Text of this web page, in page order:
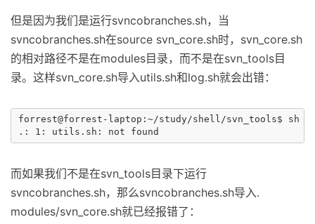
但是因为我们是运行svncobranches.sh，当
svncobranches.sh在source svn_core.sh时，svn_core.sh
的相对路径不是在modules目录，而不是在svn_tools目
录。这样svn_core.sh导入utils.sh和log.sh就会出错：
forrest@forrest-laptop:~/study/shell/svn_tools$ sh
而如果我们不是在svn_tools目录下运行
svncobranches.sh，那么svncobranches.sh导入.
modules/svn_core.sh就已经报错了：